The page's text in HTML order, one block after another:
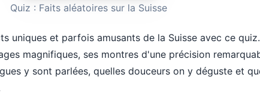
Quiz : Faits aléatoires sur la Suisse
uniques et parfois amusants de la Suisse avec ce
magnifiques, ses montres d'une précision
y sont parlées, quelles douceurs on y déguste et